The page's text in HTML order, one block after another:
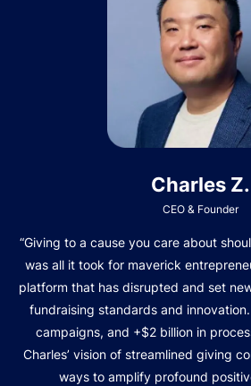
Charles Z.
CEO & Founder
“Giving to a cause you care about
was all it took for maverick
platform that has disrupted and set
fundraising standards and
campaigns, and +$2 billion in
Charles’ vision of streamlined giving
ways to amplify profound